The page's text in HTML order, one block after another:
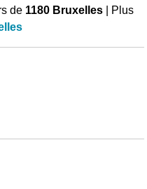
de 1180 Bruxelles | Plus